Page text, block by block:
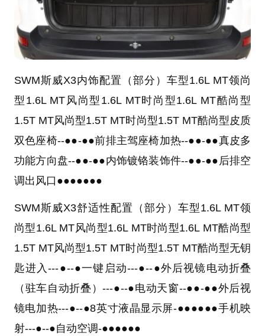
SWM斯威X3内饰配置（部分）车型 1.6L MT领尚
型 1.6L MT风尚型 1.6L MT时尚型 1.6L MT酷尚型
1.5T MT风尚型1.5T MT时尚型1.5T MT酷尚型 皮质
双色座椅--●●-●●前排主驾座椅加热--●●-●●真皮多
功能方向盘--●●-●●内饰镀铬装饰件--●●-●●后排空
调出风口●●●●●●●
SWM斯威X3舒适性配置（部分）车型 1.6L MT领
尚型 1.6L MT风尚型1.6L MT时尚型1.6L MT酷尚型
1.5T MT风尚型1.5T MT时尚型1.5T MT酷尚型无钥
匙进入---●--●一键启动---●--●外后视镜电动折叠
（驻车自动折叠）---●--●电动天窗--●●-●●外后视
镜电加热---●--●8英寸液晶显示屏-●●●●●●手机映
射---●--●自动空调-●●●●●●